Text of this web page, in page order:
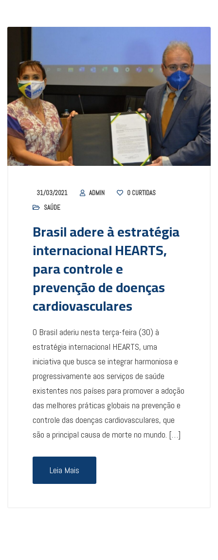
31/03/2021 ADMIN 0 CURTIDAS
SAÚDE
Brasil adere à estratégia
internacional HEARTS,
para controle e
prevenção de doenças
cardiovasculares
O Brasil aderiu nesta terça-feira (30) à
estratégia internacional HEARTS, uma
iniciativa que busca se integrar harmoniosa e
progressivamente aos serviços de saúde
existentes nos países para promover a adoção
das melhores práticas globais na prevenção e
controle das doenças cardiovasculares, que
são a principal causa de morte no mundo. […]
Leia Mais